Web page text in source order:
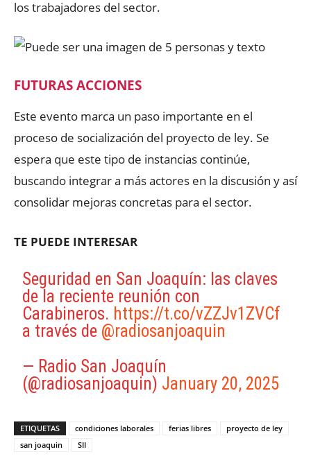
los trabajadores del sector.
FUTURAS ACCIONES
Este evento marca un paso importante en el
proceso de socialización del proyecto de ley. Se
espera que este tipo de instancias continúe,
buscando integrar a más actores en la discusión y así
consolidar mejoras concretas para el sector.
TE PUEDE INTERESAR
Seguridad en San Joaquín: las claves
de la reciente reunión con
Carabineros. https://t.co/vZZJv1ZVCf
a través de @radiosanjoaquin
— Radio San Joaquín
(@radiosanjoaquin) January 20, 2025
ETIQUETAS condiciones laborales ferias libres
proyecto de ley
san joaquin
SII